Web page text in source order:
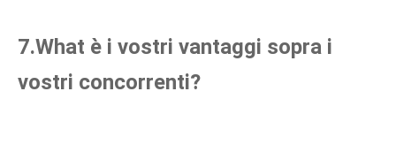
7.What è i vostri vantaggi sopra i
vostri concorrenti?